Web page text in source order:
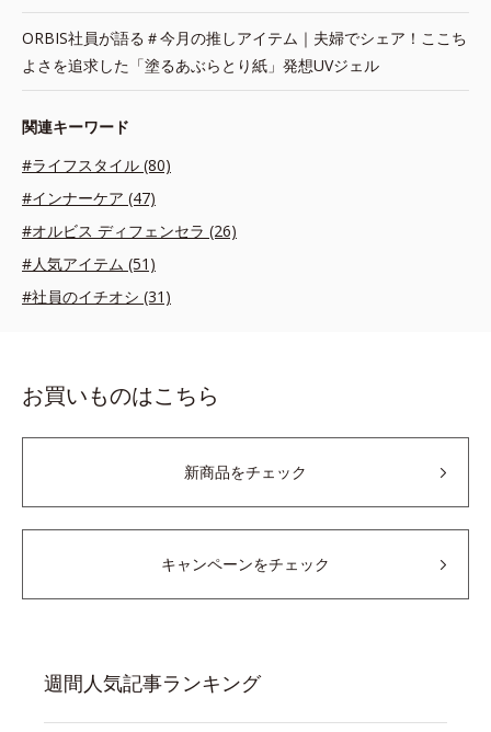
ORBIS社員が語る＃今月の推しアイテム｜夫婦でシェア！ここち
よさを追求した「塗るあぶらとり紙」発想UVジェル
関連キーワード
#ライフスタイル (80)
#インナーケア (47)
#オルビス ディフェンセラ (26)
#人気アイテム (51)
#社員のイチオシ (31)
お買いものはこちら
新商品をチェック
キャンペーンをチェック
週間人気記事ランキング